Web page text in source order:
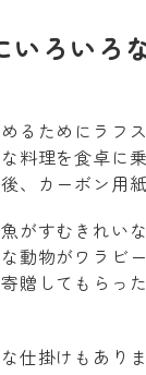
ろいろ
るためにラ
料理を食卓
、カーボン用
がすむきれ
動物がワラ
贈してもら
仕掛けもあ